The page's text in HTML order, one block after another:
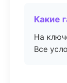
Какие
На
Все